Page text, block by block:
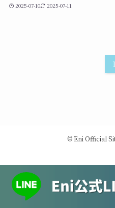
2025-07-10 2025-07-11
1
©Eni Official